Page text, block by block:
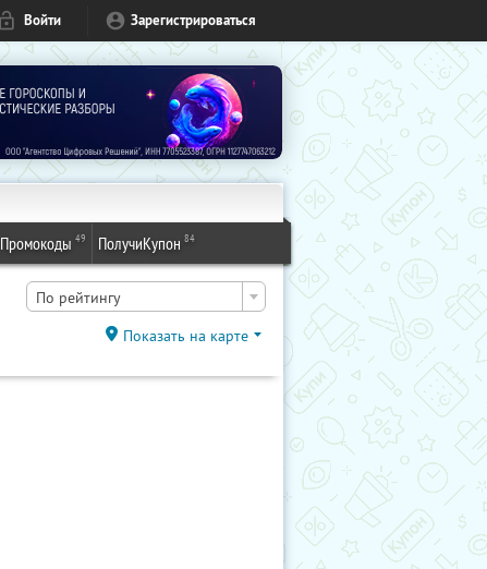
Войти Зарегистрироваться
Промокоды 49 ПолучиКупон 84
По рейтингу
Показать на карте